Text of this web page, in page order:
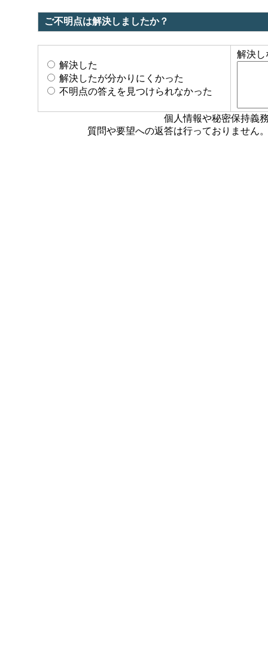
ご不明点は解決しましたか？
解決した
解決したが分かりにくかった
不明点の答えを見つけられなかった
解決し
個人情報や秘密保持義
質問や要望への返答は行っておりません